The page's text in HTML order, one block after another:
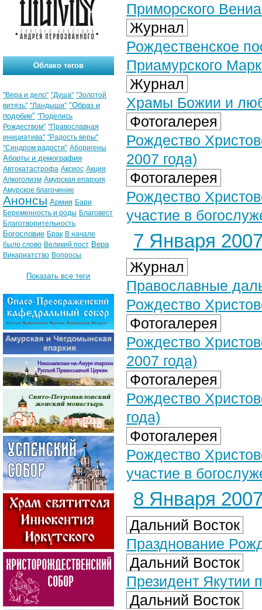
Приморского
Журнал
Рождественское
Приамурского
Журнал
Храмы Божии и
Фотогалерея
Рождество
2007 года)
Фотогалерея
Рождество
участие в
7 Января 2007
Журнал
Православные
Рождество
Фотогалерея
Рождество
2007 года)
Фотогалерея
Рождество
года)
Фотогалерея
Рождество
участие в
8 Января 2007
Дальний Восток
Празднование
Дальний Восток
Президент Якутии
Дальний Восток
Облако тегов
"Вера и дело" "Душа" "Золотой
витязь" "Ландыши" "Образ и
подобие" "Поделись
Рождеством" "Православная
инициатива" "Радость веры"
"Синдром радости" Аборигены
Аборты и демография
Автокатастрофа Аксиос Акция
Алкоголизм Амурская епархия
Амурское благочиние
Анонсы Армия Бари
Беременность и роды Благовест
Благотворительность
Богословие Брак В начале
было слово Великий пост Вера
Викариатство Вопросы
Показать все теги